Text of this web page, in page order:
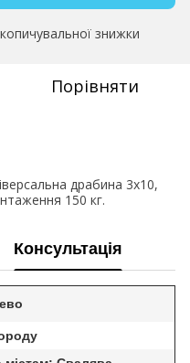
знижки
Порівняти
драбина 3х10,
150 кг.
Консультація